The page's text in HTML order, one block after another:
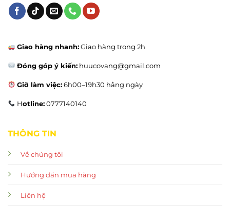
Giao hàng nhanh:Giao hàng trong 2h
Đóng góp ý kiến: huucovang@gmail.com
Giờ làm việc:6h00–19h30 hằng ngày
Hotline:0777140140
THÔNG TIN
Về chúng tôi
Hướng dẩn mua hàng
Liên hệ